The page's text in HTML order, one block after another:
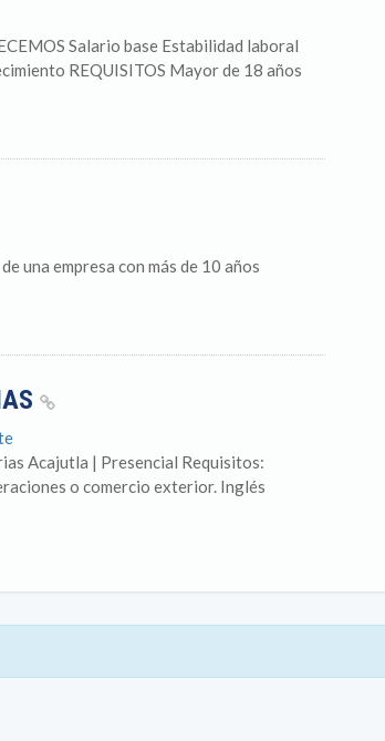
Salario base Estabilidad laboral
REQUISITOS Mayor de 18 años
una empresa con más de 10 años
Acajutla | Presencial Requisitos:
o comercio exterior. Inglés